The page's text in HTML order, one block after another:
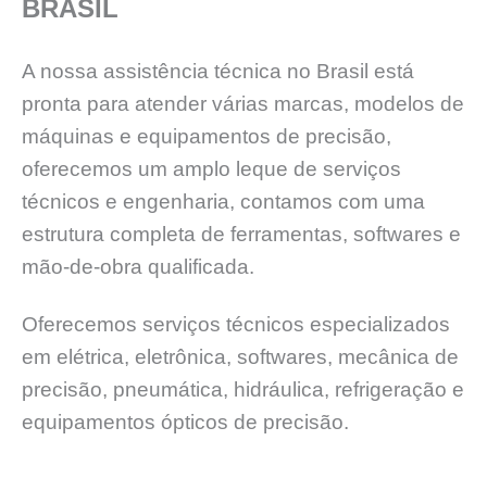
BRASIL
A nossa assistência técnica no Brasil está
pronta para atender várias marcas, modelos de
máquinas e equipamentos de precisão,
oferecemos um amplo leque de serviços
técnicos e engenharia, contamos com uma
estrutura completa de ferramentas, softwares e
mão-de-obra qualificada.
Oferecemos serviços técnicos especializados
em elétrica, eletrônica, softwares, mecânica de
precisão, pneumática, hidráulica, refrigeração e
equipamentos ópticos de precisão.